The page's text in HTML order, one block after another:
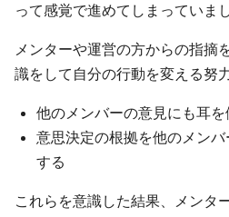
って感覚で進めてしまっていまし
メンターや運営の方からの指摘
識をして自分の行動を変える努
他のメンバーの意見にも耳を
意思決定の根拠を他のメン
する
これらを意識した結果、メンタ